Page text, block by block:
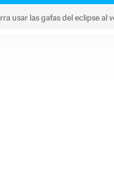
usar las gafas del eclipse